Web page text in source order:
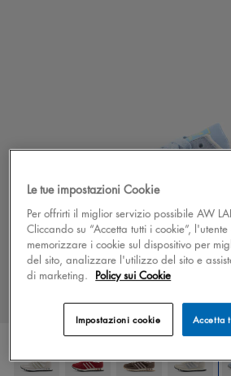
Le tue impostazioni Cookie
Per offrirti il miglior servizio possibile AW
Cliccando su “Accetta tutti i cookie”,
memorizzare i cookie sul dispositivo per
del sito, analizzare l'utilizzo del sito e
di marketing. Policy sui Cookie
Accetta
Impostazioni cookie